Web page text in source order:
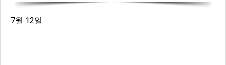
7월 12일